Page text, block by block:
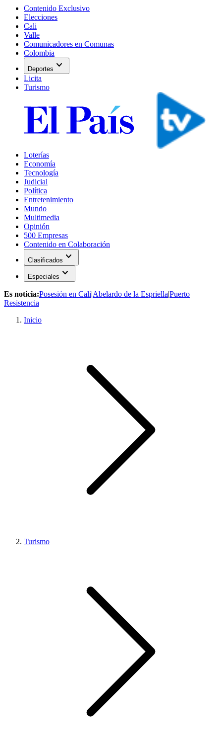
Contenido Exclusivo
Elecciones
Cali
Valle
Comunicadores en Comunas
Colombia
Deportes expand_more
Licita
Turismo
Loterías
Economía
Tecnología
Judicial
Política
Entretenimiento
Mundo
Multimedia
Opinión
500 Empresas
Contenido en Colaboración
Clasificados expand_more
Especiales expand_more
Es noticia:Posesión en Cali|Abelardo de la Espriella|Puerto
Resistencia
Inicio
Turismo